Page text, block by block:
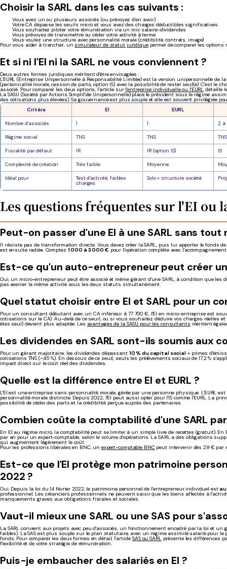
Choisir la SARL dans les cas suivants :
Vous avez un ou plusieurs associés (ou prévoyez d'en avoir)
Votre CA dépasse les seuils micro et vous avez des charges déductibles significatives
Vous souhaitez piloter votre rémunération via un mix salaire-dividendes
Vous prévoyez de transmettre ou céder votre activité à terme
Vous voulez une structure avec personnalité morale (crédibilité, contrats, image)
Pour vous aider à trancher, un simulateur de statut juridiquepermet de comparer les
Et si ni l'EI ni la SARL ne vous conviennent ?
Deux autres formes juridiques méritent d'être envisagées :
L'EURL (Entreprise Unipersonnelle à Responsabilité Limitée) est la version unipersonnelle de
(personnalité morale, cession de parts, option IS) avec la possibilité de rester seul(e). C'est le
associé. Pour comparer les deux options, l'article sur l'entreprise individuelle ou l'EURL détaille
La SASU (Société par Actions Simplifiée Unipersonnelle) place le président sous le régime
des cotisations plus élevées). Sa gouvernance est plus souple et elle est souvent privilégiée
Critère
EI EURL
Nombre d'associés 1 1 2 à
Régime social TNS TNS
Fiscalité par défaut IR IR (option IS) IS
Complexité de création Très faible Moyenne
Idéal pour Test d'activité, faibles
charges
Solo + structure société
Les questions fréquentes sur l'EI ou
Peut-on passer d'une EI à une SARL sans
Il n'existe pas de transformation directe. Vous devez créer la SARL, puis lui apporter le fonds
est ensuite radiée. Comptez 1 000 à 3 000 € pour l'opération complète avec
Est-ce qu'un auto-entrepreneur peut créer
Oui, un micro-entrepreneur peut être associé et même gérant d'une SARL, à condition que
pas exercer la même activité sous les deux statuts simultanément.
Quel statut choisir entre EI et SARL pour un
Pour un consultant débutant avec un CA inférieur à 77 700 €, l'EI en micro-entreprise est
cotisations sur le CA). Au-delà de ce seuil, ou si vous souhaitez déduire vos charges réelles et
êtes seul) devient plus adaptée. Les avantages de la SASU pour les consultants méritent
Les dividendes en SARL sont-ils soumis aux
Pour un gérant majoritaire, les dividendes dépassant 10 % du capital social + primes
cotisations TNS (~45 %). En dessous de ce seuil, seuls les prélèvements sociaux de 17,2 %
impact direct sur le coût réel des dividendes.
Quelle est la différence entre EI et EURL ?
L'EI est une entreprise sans personnalité morale, gérée par une personne physique. L'EURL
personnalité morale distincte. Depuis 2022, l'EI peut aussi opter pour l'IS comme l'EURL. La
possibilité de céder des parts et la crédibilité perçue auprès des partenaires.
Combien coûte la comptabilité d'une SARL
En EI au régime micro, la comptabilité peut se limiter à un simple livre de recettes (gratuit). En
par an pour un expert-comptable, selon le volume d'opérations. La SARL a des obligations
qui augmentent légèrement le coût.
Pour les professions libérales en BNC, un expert-comptable BNC peut intervenir dès 29 € par
Est-ce que l'EI protège mon patrimoine
2022 ?
Oui. Depuis la loi du 14 février 2022, le patrimoine personnel de l'entrepreneur individuel est
professionnel. Les créanciers professionnels ne peuvent saisir que les biens affectés à
manquements graves aux obligations fiscales et sociales.
Vaut-il mieux une SARL ou une SAS pour
La SARL convient aux projets avec peu d'associés, un fonctionnement encadré par la loi et
faibles). La SAS est plus souple sur le plan statutaire, avec un régime assimilé salarié pour le
fonds. Pour comparer les deux formes en détail, l'articleSAS ou SARLprésente les différences
flexibilité et de votre stratégie de rémunération.
Puis-je embaucher des salariés en EI ?